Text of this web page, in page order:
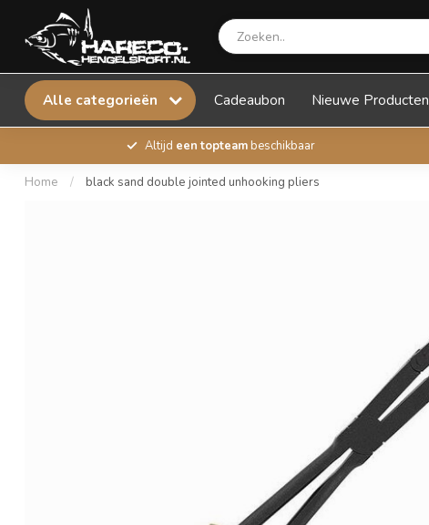
Alle categorieën Cadeaubon Nieuwe Producten
Altijd een topteambeschikbaar
Home / black sand double jointed unhooking pliers